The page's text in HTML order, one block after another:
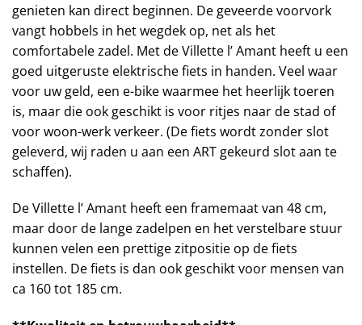
genieten kan direct beginnen. De geveerde voorvork
vangt hobbels in het wegdek op, net als het
comfortabele zadel. Met de Villette l’ Amant heeft u een
goed uitgeruste elektrische fiets in handen. Veel waar
voor uw geld, een e-bike waarmee het heerlijk toeren
is, maar die ook geschikt is voor ritjes naar de stad of
voor woon-werk verkeer. (De fiets wordt zonder slot
geleverd, wij raden u aan een ART gekeurd slot aan te
schaffen).
De Villette l’ Amant heeft een framemaat van 48 cm,
maar door de lange zadelpen en het verstelbare stuur
kunnen velen een prettige zitpositie op de fiets
instellen. De fiets is dan ook geschikt voor mensen van
ca 160 tot 185 cm.